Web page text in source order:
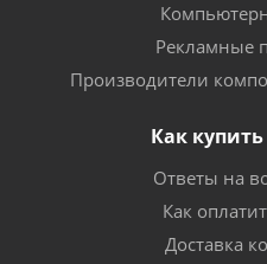
Рекламные
Производители
Как
Ответы на
Как
Доставка